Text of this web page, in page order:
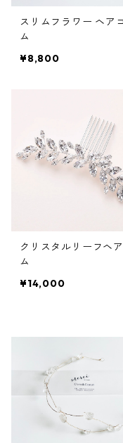
スリムフラワー ヘア
ム
¥8,800
クリスタルリーフヘ
ム
¥14,000